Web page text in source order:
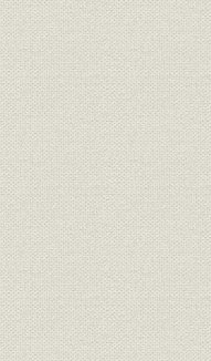
製品